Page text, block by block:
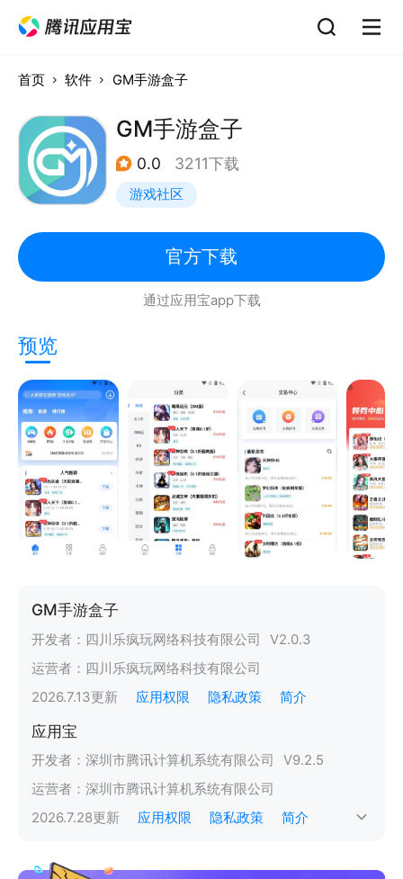
首页 软件 GM手游盒子
GM手游盒子
0.0 3211下载
游戏社区
官方下载
通过应用宝app下载
预览
GM手游盒子
开发者： 四川乐疯玩网络科技有限公司 V2.0.3
运营者： 四川乐疯玩网络科技有限公司
2026.7.13更新 应用权限 隐私政策 简介
应用宝
开发者： 深圳市腾讯计算机系统有限公司 V9.2.5
运营者： 深圳市腾讯计算机系统有限公司
2026.7.28更新 应用权限 隐私政策 简介